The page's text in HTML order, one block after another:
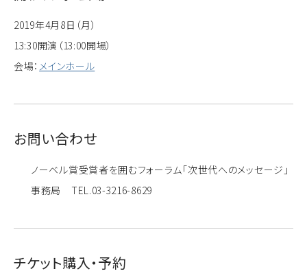
2019年4月8日（月）
13:30開演（13:00開場）
会場： メインホール
お問い合わせ
ノーベル賞受賞者を囲むフォーラム「次世代へのメッセージ」
事務局 TEL.03-3216-8629
チケット購入・予約